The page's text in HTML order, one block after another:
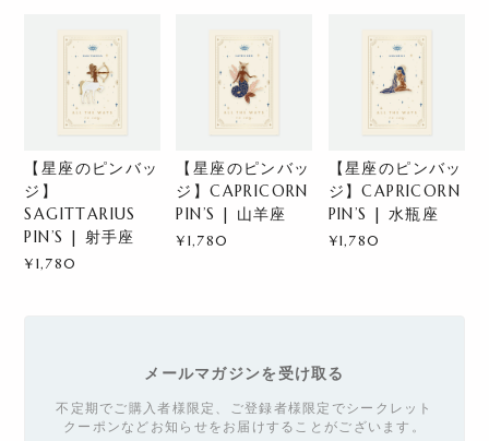
【星座のピンバッ
ジ】
SAGITTARIUS
PIN’S | 射手座
¥1,780
【星座のピンバッ
ジ】CAPRICORN
PIN’S | 山羊座
¥1,780
【星座のピンバッ
ジ】CAPRICORN
PIN’S | 水瓶座
¥1,780
メールマガジンを受け取る
不定期でご購入者様限定、ご登録者様限定でシークレット
クーポンなどお知らせをお届けすることがございます。